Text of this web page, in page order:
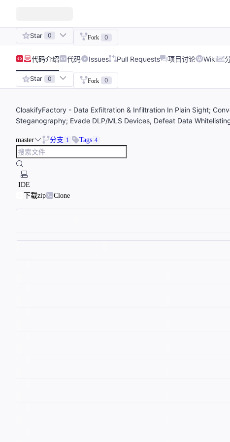
Star 0 Fork 0
代码介绍 代码 Issues Pull Requests 项目讨论 Wiki
Star 0 Fork 0
CloakifyFactory - Data Exfiltration & Infiltration In Plain Sight;
Steganography; Evade DLP/MLS Devices, Defeat Data
master 分支 1 Tags 4
IDE
下载zip
Clone